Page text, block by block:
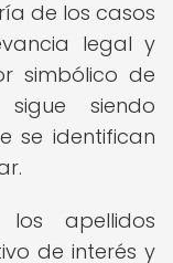
de los casos
legal y
simbólico de
siendo
se identifican
apellidos
de interés y